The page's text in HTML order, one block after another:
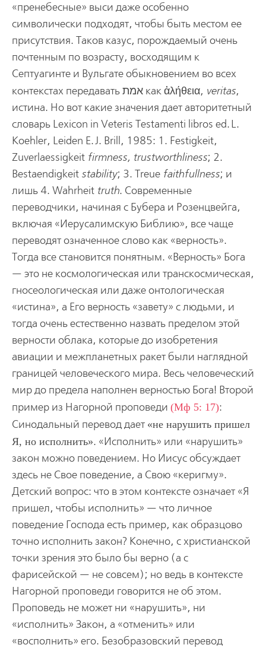
«пренебесные» выси даже особенно
символически подходят, чтобы быть местом ее
присутствия. Таков казус, порождаемый очень
почтенным по возрасту, восходящим к
Септуагинте и Вульгате обыкновением во всех
контекстах передавать אמת как ἀλήθεια, veritas,
истина. Но вот какие значения дает авторитетный
словарь Lexicon in Veteris Testamenti libros ed. L.
Koehler, Leiden E. J. Brill, 1985: 1. Festigkeit,
Zuverlaessigkeit firmness, trustworthliness; 2.
Bestaendigkeit stability; 3. Treue faithfullness; и
лишь 4. Wahrheit truth. Современные
переводчики, начиная с Бубера и Розенцвейга,
включая «Иерусалимскую Библию», все чаще
переводят означенное слово как «верность».
Тогда все становится понятным. «Верность» Бога
— это не космологическая или транскосмическая,
гносеологическая или даже онтологическая
«истина», а Его верность «завету» с людьми, и
тогда очень естественно назвать пределом этой
верности облака, которые до изобретения
авиации и межпланетных ракет были наглядной
границей человеческого мира. Весь человеческий
мир до предела наполнен верностью Бога! Второй
пример из Нагорной проповеди (Мф 5: 17):
Синодальный перевод дает
не нарушить пришел
Я, но исполнить . «Исполнить» или «нарушить»
закон можно поведением. Но Иисус обсуждает
здесь не Свое поведение, а Свою «керигму».
Детский вопрос: что в этом контексте означает «Я
пришел, чтобы исполнить» — что личное
поведение Господа есть пример, как образцово
точно исполнить закон? Конечно, с христианской
точки зрения это было бы верно (а с
фарисейской — не совсем); но ведь в контексте
Нагорной проповеди говорится не об этом.
Проповедь не может ни «нарушить», ни
«исполнить» Закон, а «отменить» или
«восполнить» его. Безобразовский перевод